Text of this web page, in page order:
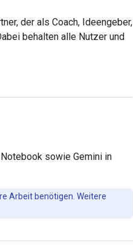
der als Coach, Ideengeber,
behalten alle Nutzer und
sowie Gemini in
Arbeit benötigen. Weitere